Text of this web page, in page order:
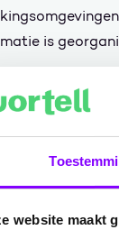
website maakt
is
heeft
gebruikt
taken uit op
patronen in
uit